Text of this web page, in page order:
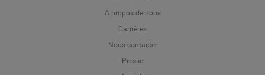
A propos de nous
Carrières
Nous contacter
Presse